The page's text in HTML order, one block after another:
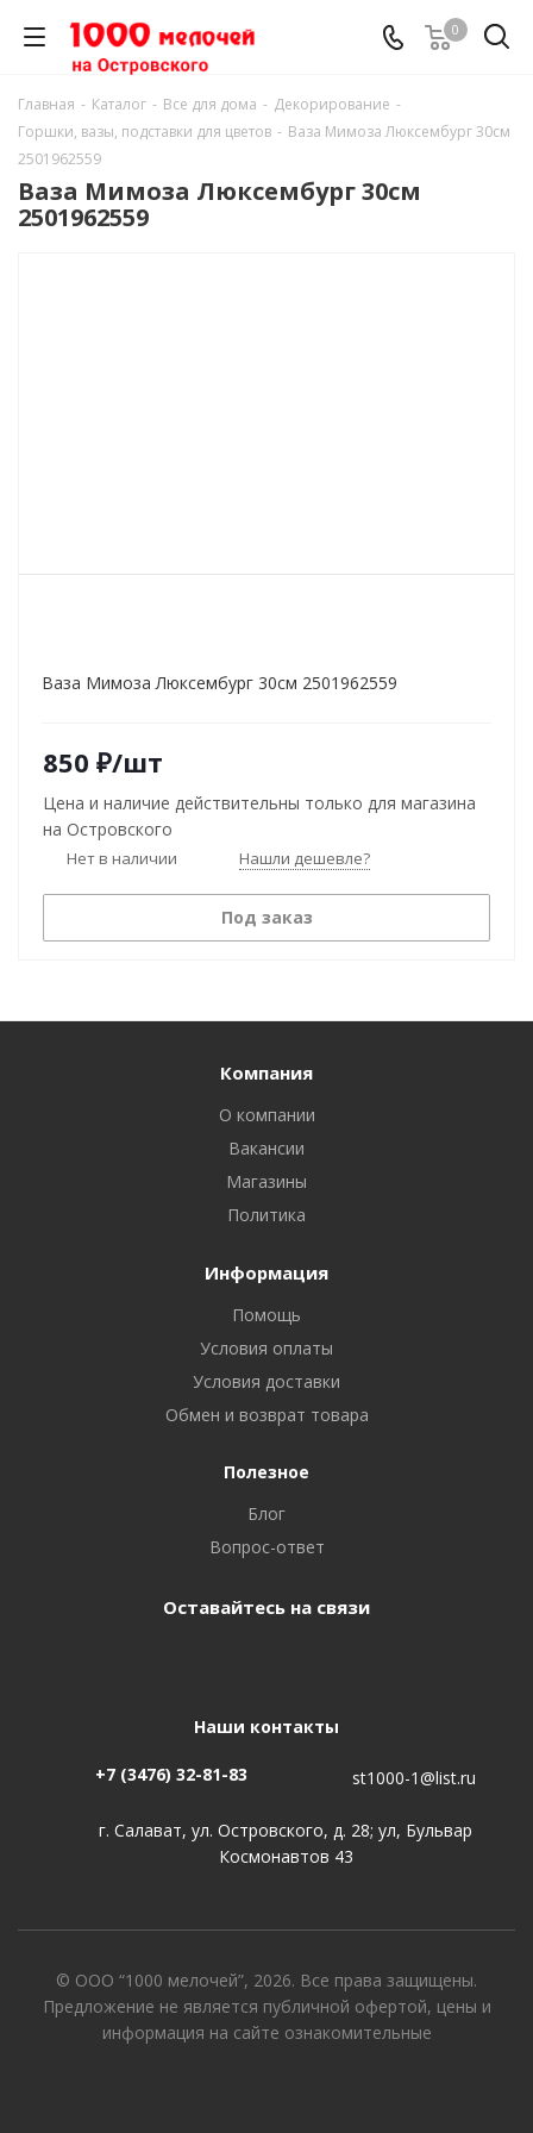
0
Главная - Каталог - Все для дома - Декорирование -
Горшки, вазы, подставки для цветов - Ваза Мимоза Люксембург 30см
2501962559
Ваза Мимоза Люксембург 30см
2501962559
Ваза Мимоза Люксембург 30см 2501962559
850 ₽/шт
Цена и наличие действительны только для магазина
на Островского
Нет в наличии Нашли дешевле?
Под заказ
Компания
О компании
Вакансии
Магазины
Политика
Информация
Помощь
Условия оплаты
Условия доставки
Обмен и возврат товара
Полезное
Блог
Вопрос-ответ
Оставайтесь на связи
Наши контакты
+7 (3476) 32-81-83 st1000-1@list.ru
г. Салават, ул. Островского, д. 28; ул, Бульвар
Космонавтов 43
© ООО “1000 мелочей”, 2026. Все права защищены.
Предложение не является публичной офертой, цены и
информация на сайте ознакомительные